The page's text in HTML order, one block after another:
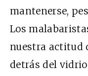
mantenerse,
Los
nuestra actitud
detrás del